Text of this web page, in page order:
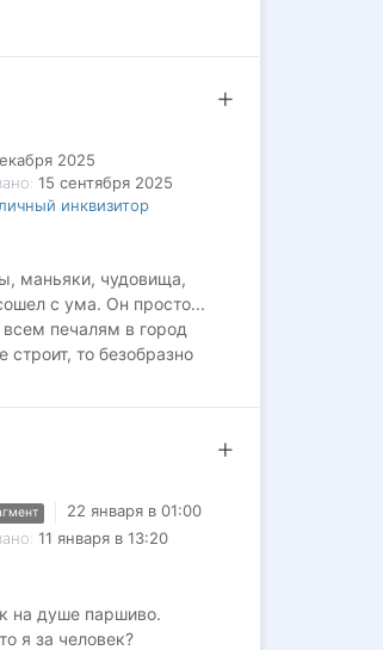
покойники.
с нажимом произнес
2025
15 сентября 2025
инквизитор
маньяки, чудовища,
с ума. Он просто...
печалям в город
то безобразно
из-за амулетов очень
к моей двери.
22 января в 01:00
11 января в 13:20
на душе паршиво.
я за человек?